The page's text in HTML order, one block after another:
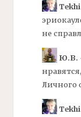
Tekhi
не
Ю.В.
Личного
Tekhi